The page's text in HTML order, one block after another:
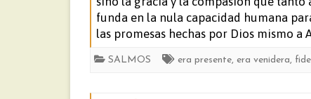
funda en la nula capacidad humana
las promesas hechas por Dios mismo a
SALMOS era presente, era venidera,